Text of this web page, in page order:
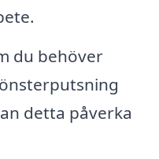
du behöver
detta påverka